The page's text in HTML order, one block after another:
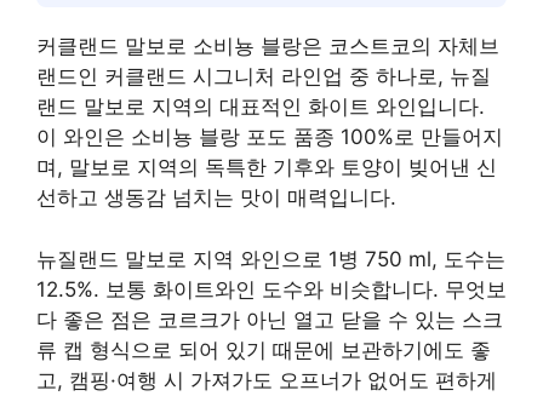
커클랜드 말보로 소비뇽 블랑은 코스트코의 자체브
랜드인 커클랜드 시그니처 라인업 중 하나로, 뉴질
랜드 말보로 지역의 대표적인 화이트 와인입니다.
이 와인은 소비뇽 블랑 포도 품종 100%로 만들어지
며, 말보로 지역의 독특한 기후와 토양이 빚어낸 신
선하고 생동감 넘치는 맛이 매력입니다.
뉴질랜드 말보로 지역 와인으로 1병 750 ml, 도수는
12.5%. 보통 화이트와인 도수와 비슷합니다. 무엇보
다 좋은 점은 코르크가 아닌 열고 닫을 수 있는 스크
류 캡 형식으로 되어 있기 때문에 보관하기에도 좋
고, 캠핑·여행 시 가져가도 오프너가 없어도 편하게